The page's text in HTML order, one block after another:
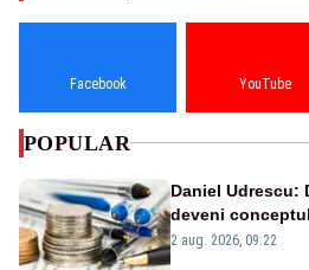
Facebook YouTube
POPULAR
Daniel Udrescu:
deveni
viitoare?
2 aug. 2026, 09:22